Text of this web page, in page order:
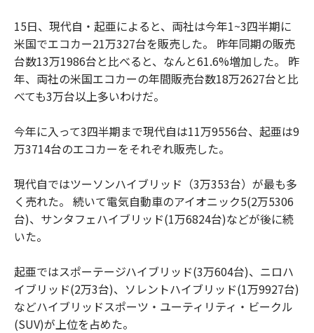
15日、現代自・起亜によると、両社は今年1~3四半期に
米国でエコカー21万327台を販売した。 昨年同期の販売
台数13万1986台と比べると、なんと61.6%増加した。 昨
年、両社の米国エコカーの年間販売台数18万2627台と比
べても3万台以上多いわけだ。
今年に入って3四半期まで現代自は11万9556台、起亜は9
万3714台のエコカーをそれぞれ販売した。
現代自ではツーソンハイブリッド（3万353台）が最も多
く売れた。 続いて電気自動車のアイオニック5(2万5306
台)、サンタフェハイブリッド(1万6824台)などが後に続
いた。
起亜ではスポーテージハイブリッド(3万604台)、ニロハ
イブリッド(2万3台)、ソレントハイブリッド(1万9927台)
などハイブリッドスポーツ・ユーティリティ・ビークル
(SUV)が上位を占めた。